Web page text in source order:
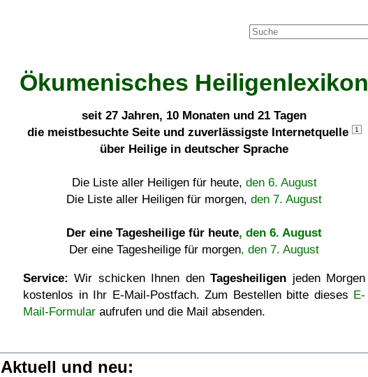
Ökumenisches Heiligenlexikon
seit 27 Jahren, 10 Monaten und 21 Tagen
die meistbesuchte Seite und zuverlässigste Internetquelle
1
über Heilige in deutscher Sprache
Die Liste aller Heiligen für heute, den 6. August
Die Liste aller Heiligen für morgen, den 7. August
Der eine Tagesheilige für heute, den 6. August
Der eine Tagesheilige für morgen, den 7. August
Service: Wir schicken Ihnen denTagesheiligen jeden Morgen
kostenlos in Ihr E-Mail-Postfach. Zum Bestellen bitte dieses E-
Mail-Formular aufrufen und die Mail absenden.
Aktuell und neu: